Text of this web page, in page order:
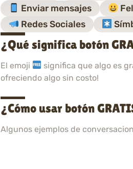
Enviar mensajes
Redes Sociales
¿Qué significa botón
El emoji
significa que algo es
ofreciendo algo sin costo!
¿Cómo usar botón
Algunos ejemplos de